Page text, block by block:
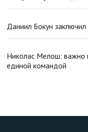
Даниил Бокун
Николас Мелош: важно
единой командой